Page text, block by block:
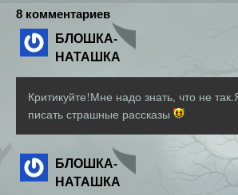
8 комментариев
БЛОШКА-
НАТАШКА
Критикуйте!Мне надо знать, что не
писать страшные рассказы
БЛОШКА-
НАТАШКА